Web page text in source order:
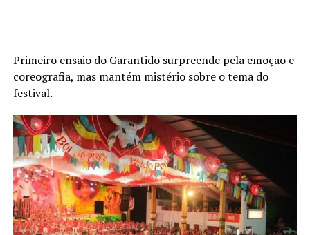
Primeiro ensaio do Garantido surpreende pela emoção e
coreografia, mas mantém mistério sobre o tema do
festival.